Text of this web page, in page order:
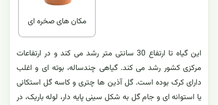
مکان های صخره ای
این گیاه تا ارتفاع 30 سانتی متر رشد می کند و در ارتفاعات
مرکزی کشور رشد می کند. گیاهی چندساله، بوته ای و اغلب
دارای کرک بوده است. گل آذین ها چتری و کاسه گل استکانی
یا استوانه ای و جام گل به شکل سینی پایه دار، لوله باریک، در